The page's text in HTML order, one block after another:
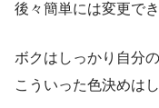
後々簡単には変更で
ボクはしっかり自分
こういった色決めは